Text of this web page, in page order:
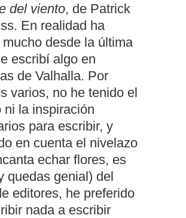
del viento, de Patrick
En realidad ha
desde la última
escribí algo en
de Valhalla. Por
varios, no he tenido el
ni la inspiración
para escribir, y
en cuenta el nivelazo
echar flores, es
quedas genial) del
editores, he preferido
nada a escribir